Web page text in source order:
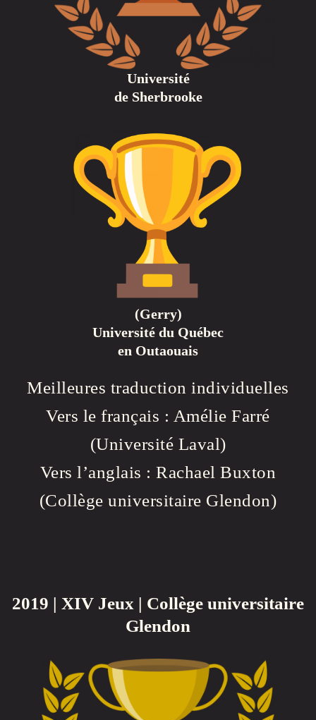
Université
de Sherbrooke
(Gerry)
Université du Québec
en Outaouais
Meilleures traduction individuelles
Vers le français : Amélie Farré
(Université Laval)
Vers l’anglais : Rachael Buxton
(Collège universitaire Glendon)
2019 | XIV Jeux | Collège universitaire
Glendon